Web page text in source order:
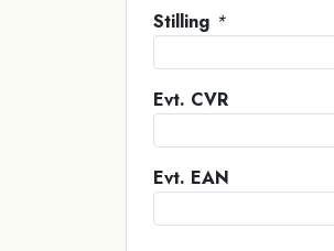
Stilling *
Evt. CVR
Evt. EAN